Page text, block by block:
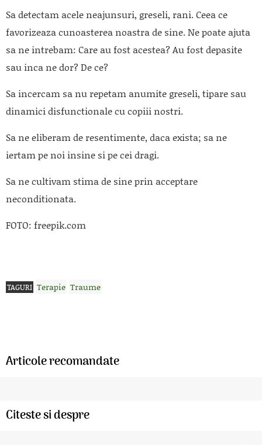
Sa detectam acele neajunsuri, greseli, rani. Ceea ce
favorizeaza cunoasterea noastra de sine. Ne poate ajuta
sa ne intrebam: Care au fost acestea? Au fost depasite
sau inca ne dor? De ce?
Sa incercam sa nu repetam anumite greseli, tipare sau
dinamici disfunctionale cu copiii nostri.
Sa ne eliberam de resentimente, daca exista; sa ne
iertam pe noi insine si pe cei dragi.
Sa ne cultivam stima de sine prin acceptare
neconditionata.
FOTO: freepik.com
TAGURI Terapie Traume
Articole recomandate
Citeste si despre